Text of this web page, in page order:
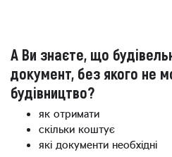
А Ви знаєте, що
документ, без якого не
будівництво?
як отримати
скільки коштує
які документи необхідні